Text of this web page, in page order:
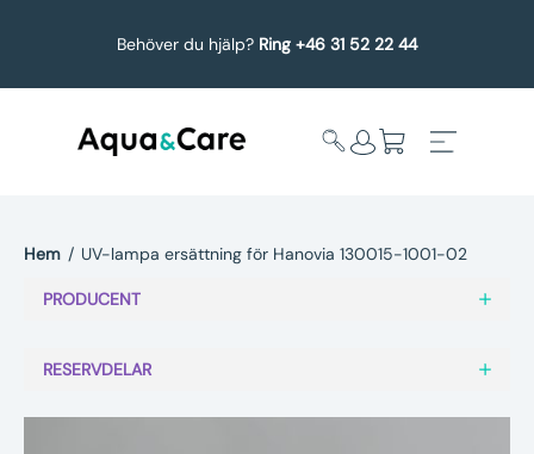
Behöver du hjälp? Ring +46 31 52 22 44
undermeny
Service
Hem / UV-lampa ersättning för Hanovia 130015-1001-02
PRODUCENT
RESERVDELAR